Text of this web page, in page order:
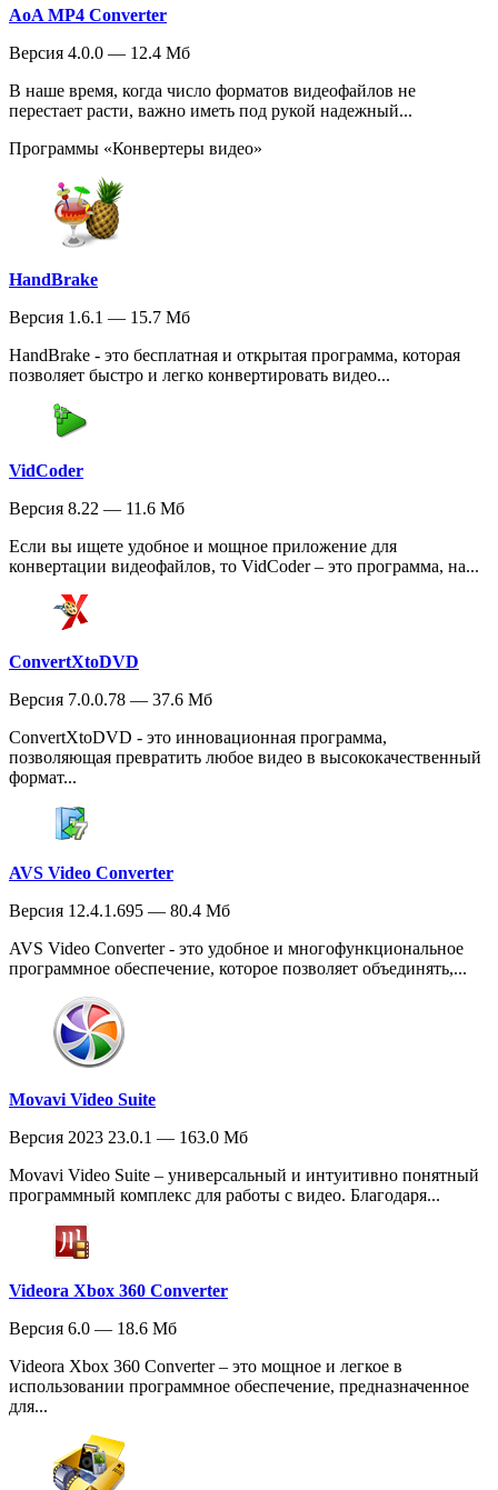
AoA MP4 Converter
Версия 4.0.0 — 12.4 Мб
В наше время, когда число форматов видеофайлов не
перестает расти, важно иметь под рукой надежный...
Программы «Конвертеры видео»
HandBrake
Версия 1.6.1 — 15.7 Мб
HandBrake - это бесплатная и открытая программа, которая
позволяет быстро и легко конвертировать видео...
VidCoder
Версия 8.22 — 11.6 Мб
Если вы ищете удобное и мощное приложение для
конвертации видеофайлов, то VidCoder – это программа, на...
ConvertXtoDVD
Версия 7.0.0.78 — 37.6 Мб
ConvertXtoDVD - это инновационная программа,
позволяющая превратить любое видео в высококачественный
формат...
AVS Video Converter
Версия 12.4.1.695 — 80.4 Мб
AVS Video Converter - это удобное и многофункциональное
программное обеспечение, которое позволяет объединять,...
Movavi Video Suite
Версия 2023 23.0.1 — 163.0 Мб
Movavi Video Suite – универсальный и интуитивно понятный
программный комплекс для работы с видео. Благодаря...
Videora Xbox 360 Converter
Версия 6.0 — 18.6 Мб
Videora Xbox 360 Converter – это мощное и легкое в
использовании программное обеспечение, предназначенное
для...